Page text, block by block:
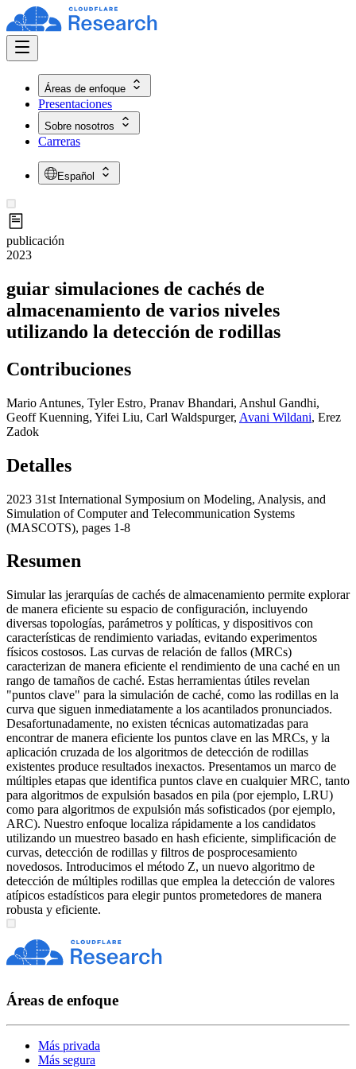
Áreas de enfoque
Presentaciones
Sobre nosotros
Carreras
Español
publicación
2023
guiar simulaciones de cachés de
almacenamiento de varios niveles
utilizando la detección de rodillas
Contribuciones
Mario Antunes, Tyler Estro, Pranav Bhandari, Anshul Gandhi,
Geoff Kuenning, Yifei Liu, Carl Waldspurger, Avani Wildani, Erez
Zadok
Detalles
2023 31st International Symposium on Modeling, Analysis, and
Simulation of Computer and Telecommunication Systems
(MASCOTS), pages 1-8
Resumen
Simular las jerarquías de cachés de almacenamiento permite explorar
de manera eficiente su espacio de configuración, incluyendo
diversas topologías, parámetros y políticas, y dispositivos con
características de rendimiento variadas, evitando experimentos
físicos costosos. Las curvas de relación de fallos (MRCs)
caracterizan de manera eficiente el rendimiento de una caché en un
rango de tamaños de caché. Estas herramientas útiles revelan
"puntos clave" para la simulación de caché, como las rodillas en la
curva que siguen inmediatamente a los acantilados pronunciados.
Desafortunadamente, no existen técnicas automatizadas para
encontrar de manera eficiente los puntos clave en las MRCs, y la
aplicación cruzada de los algoritmos de detección de rodillas
existentes produce resultados inexactos. Presentamos un marco de
múltiples etapas que identifica puntos clave en cualquier MRC, tanto
para algoritmos de expulsión basados en pila (por ejemplo, LRU)
como para algoritmos de expulsión más sofisticados (por ejemplo,
ARC). Nuestro enfoque localiza rápidamente a los candidatos
utilizando un muestreo basado en hash eficiente, simplificación de
curvas, detección de rodillas y filtros de posprocesamiento
novedosos. Introducimos el método Z, un nuevo algoritmo de
detección de múltiples rodillas que emplea la detección de valores
atípicos estadísticos para elegir puntos prometedores de manera
robusta y eficiente.
Áreas de enfoque
Más privada
Más segura